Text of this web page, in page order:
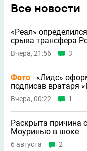
Все новости
«Реал»
срыва трансфера
Вчера, 21:56 3
Фото
«Лидс»
подписав вратаря
Вчера, 00:22 1
Раскрыта причина
Моуринью в шоке
6 августа 2